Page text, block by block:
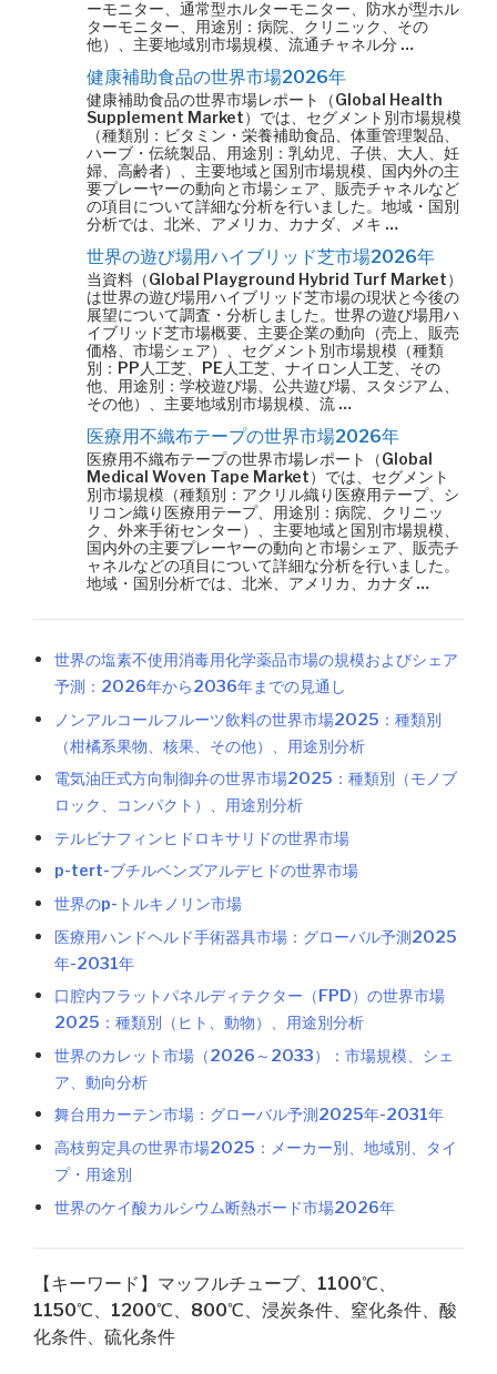
ーモニター、通常型ホルターモニター、防水が型ホル
ターモニター、用途別：病院、クリニック、その
他）、主要地域別市場規模、流通チャネル分 …
健康補助食品の世界市場2026年
健康補助食品の世界市場レポート（Global Health
Supplement Market）では、セグメント別市場規模
（種類別：ビタミン・栄養補助食品、体重管理製品、
ハーブ・伝統製品、用途別：乳幼児、子供、大人、妊
婦、高齢者）、主要地域と国別市場規模、国内外の主
要プレーヤーの動向と市場シェア、販売チャネルなど
の項目について詳細な分析を行いました。地域・国別
分析では、北米、アメリカ、カナダ、メキ …
世界の遊び場用ハイブリッド芝市場2026年
当資料（Global Playground Hybrid Turf Market）
は世界の遊び場用ハイブリッド芝市場の現状と今後の
展望について調査・分析しました。世界の遊び場用ハ
イブリッド芝市場概要、主要企業の動向（売上、販売
価格、市場シェア）、セグメント別市場規模（種類
別：PP人工芝、PE人工芝、ナイロン人工芝、その
他、用途別：学校遊び場、公共遊び場、スタジアム、
その他）、主要地域別市場規模、流 …
医療用不織布テープの世界市場2026年
医療用不織布テープの世界市場レポート（Global
Medical Woven Tape Market）では、セグメント
別市場規模（種類別：アクリル織り医療用テープ、シ
リコン織り医療用テープ、用途別：病院、クリニッ
ク、外来手術センター）、主要地域と国別市場規模、
国内外の主要プレーヤーの動向と市場シェア、販売チ
ャネルなどの項目について詳細な分析を行いました。
地域・国別分析では、北米、アメリカ、カナダ …
世界の塩素不使用消毒用化学薬品市場の規模およびシェア
予測：2026年から2036年までの見通し
ノンアルコールフルーツ飲料の世界市場2025：種類別
（柑橘系果物、核果、その他）、用途別分析
電気油圧式方向制御弁の世界市場2025：種類別（モノブ
ロック、コンパクト）、用途別分析
テルビナフィンヒドロキサリドの世界市場
p-tert-ブチルベンズアルデヒドの世界市場
世界のp-トルキノリン市場
医療用ハンドヘルド手術器具市場：グローバル予測2025
年-2031年
口腔内フラットパネルディテクター（FPD）の世界市場
2025：種類別（ヒト、動物）、用途別分析
世界のカレット市場（2026～2033）：市場規模、シェ
ア、動向分析
舞台用カーテン市場：グローバル予測2025年-2031年
高枝剪定具の世界市場2025：メーカー別、地域別、タイ
プ・用途別
世界のケイ酸カルシウム断熱ボード市場2026年
【キーワード】マッフルチューブ、1100℃、
1150℃、1200℃、800℃、浸炭条件、窒化条件、酸
化条件、硫化条件